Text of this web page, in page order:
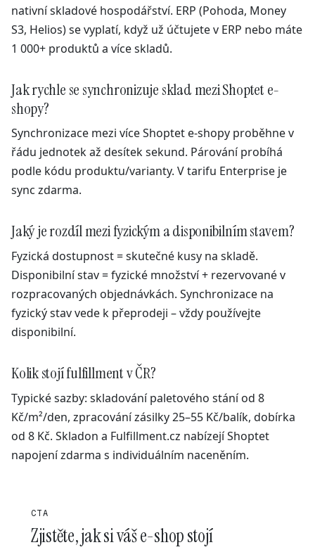
nativní skladové hospodářství. ERP (Pohoda, Money
S3, Helios) se vyplatí, když už účtujete v ERP nebo máte
1 000+ produktů a více skladů.
Jak rychle se synchronizuje sklad mezi Shoptet e-
shopy?
Synchronizace mezi více Shoptet e-shopy proběhne v
řádu jednotek až desítek sekund. Párování probíhá
podle kódu produktu/varianty. V tarifu Enterprise je
sync zdarma.
Jaký je rozdíl mezi fyzickým a disponibilním stavem?
Fyzická dostupnost = skutečné kusy na skladě.
Disponibilní stav = fyzické množství + rezervované v
rozpracovaných objednávkách. Synchronizace na
fyzický stav vede k přeprodeji – vždy používejte
disponibilní.
Kolik stojí fulfillment v ČR?
Typické sazby: skladování paletového stání od 8
Kč/m²/den, zpracování zásilky 25–55 Kč/balík, dobírka
od 8 Kč. Skladon a Fulfillment.cz nabízejí Shoptet
napojení zdarma s individuálním naceněním.
CTA
Zjistěte, jak si váš e-shop stojí